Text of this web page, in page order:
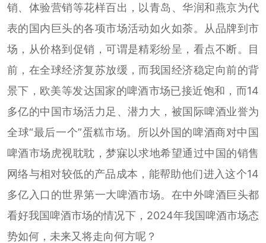
销、体验营销等花样百出，以青岛、华润和燕京为代
表的国内巨头的各项市场活动如火如荼。从品牌到市
场，从价格到促销，可谓是精彩纷呈，看点不断。目
前，在全球经济复苏放缓，而我国经济稳定向前的背
景下，欧美等发达国家的啤酒市场已接近饱和，而14
多亿的中国市场活力足、潜力大，被国际啤酒业誉为
全球“最后一个”蛋糕市场。所以外国的啤酒商对中国
啤酒市场虎视耽耽，梦寐以求地希望通过中国的销售
网络与相对较低的产品成本，能帮助他们进入这个14
多亿入口的世界第一大啤酒市场。在中外啤酒巨头都
看好我国啤酒市场的情况下，2024年我国啤酒市场态
势如何，未来又将走向何方呢？